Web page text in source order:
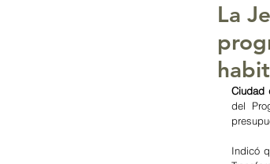
La
Ciudad
del
Indicó